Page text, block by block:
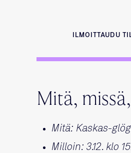
ILMOITTAUDU
Mitä,
Mitä: Kaskas-
Milloin: 3.12. klo